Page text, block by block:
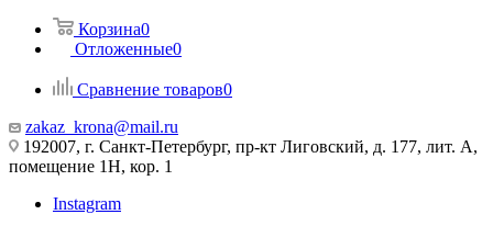
Корзина0
Отложенные0
Сравнение товаров0
zakaz_krona@mail.ru
192007, г. Санкт-Петербург, пр-кт Лиговский, д. 177, лит. А,
помещение 1Н, кор. 1
Instagram